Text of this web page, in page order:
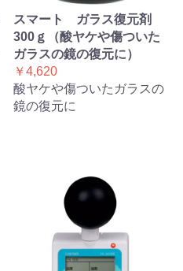
スマート ガラス復元剤
300ｇ（酸ヤケや傷ついた
ガラスの鏡の復元に）
￥4,620
酸ヤケや傷ついたガラスの
鏡の復元に